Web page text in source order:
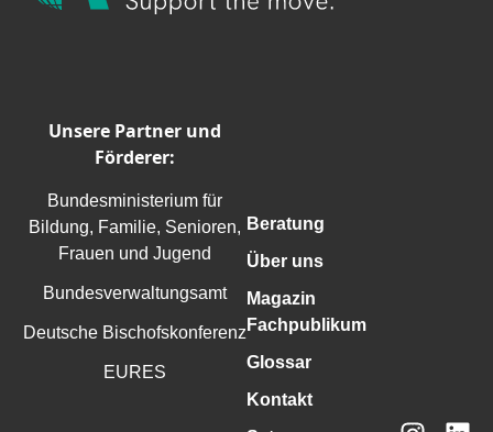
Unsere Partner und
Förderer:
Bundesministerium für
Bildung, Familie, Senioren,
Frauen und Jugend
Bundesverwaltungsamt
Deutsche Bischofskonferenz
EURES
Beratung
Über uns
Magazin
Fachpublikum
Glossar
Kontakt